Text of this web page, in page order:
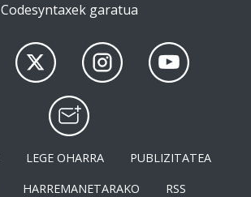
Codesyntaxek garatua
LEGE OHARRA
PUBLIZITATEA
HARREMANETARAKO RSS